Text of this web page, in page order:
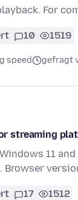
For
10 1519
speed gefragt
streaming
11
17 1512